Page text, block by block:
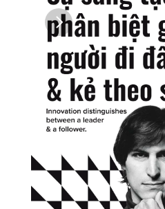
Góc nhìn
Kiến thức
Bài học
Idea